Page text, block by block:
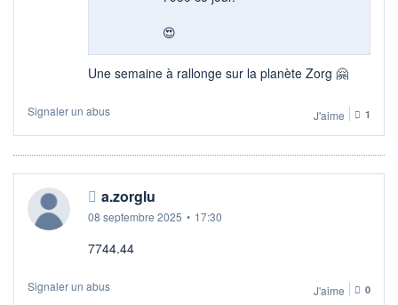
😍
Une semaine à rallonge sur la planète Zorg 🤗
Signaler un abus J'aime 1
a.zorglu
08 septembre 2025 • 17:30
7744.44
Signaler un abus J'aime 0